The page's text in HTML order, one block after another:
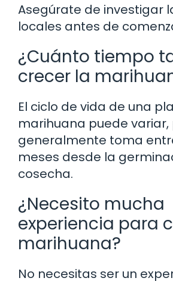
Asegúrate de investigar
locales antes de
¿Cuánto tiempo
crecer la
El ciclo de vida de una
marihuana puede variar,
generalmente toma
meses desde la
cosecha.
¿Necesito mucha
experiencia para
marihuana?
No necesitas ser un